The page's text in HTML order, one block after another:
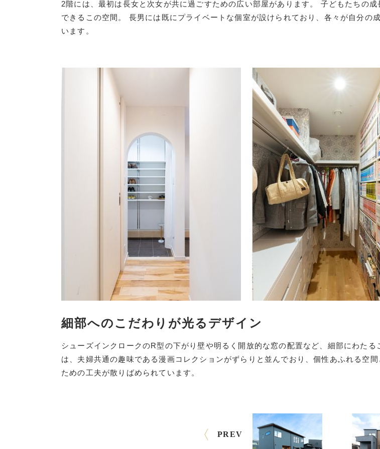
2階には、最初は長女と次女が共に過ごすための広い部屋があります。 子どもたちの
できるこの空間。 長男には既にプライベートな個室が設けられており、各々が自分の
います。
細部へのこだわりが光るデザイン
シューズインクロークのR型の下がり壁や明るく開放的な窓の配置など、細部にわた
は、夫婦共通の趣味である漫画コレクションがずらりと並んでおり、個性あふれる空
ための工夫が散りばめられています。
PREV